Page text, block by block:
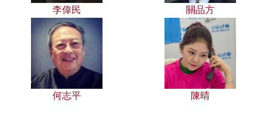
李偉民 關品方
何志平 陳晴